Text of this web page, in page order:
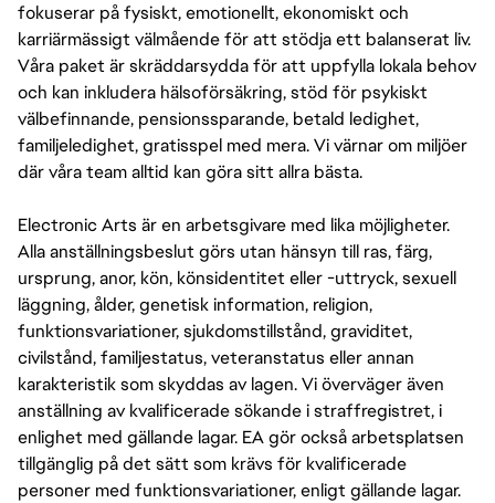
fokuserar på fysiskt, emotionellt, ekonomiskt och
karriärmässigt välmående för att stödja ett balanserat liv.
Våra paket är skräddarsydda för att uppfylla lokala behov
och kan inkludera hälsoförsäkring, stöd för psykiskt
välbefinnande, pensionssparande, betald ledighet,
familjeledighet, gratisspel med mera. Vi värnar om miljöer
där våra team alltid kan göra sitt allra bästa.
Electronic Arts är en arbetsgivare med lika möjligheter.
Alla anställningsbeslut görs utan hänsyn till ras, färg,
ursprung, anor, kön, könsidentitet eller -uttryck, sexuell
läggning, ålder, genetisk information, religion,
funktionsvariationer, sjukdomstillstånd, graviditet,
civilstånd, familjestatus, veteranstatus eller annan
karakteristik som skyddas av lagen. Vi överväger även
anställning av kvalificerade sökande i straffregistret, i
enlighet med gällande lagar. EA gör också arbetsplatsen
tillgänglig på det sätt som krävs för kvalificerade
personer med funktionsvariationer, enligt gällande lagar.